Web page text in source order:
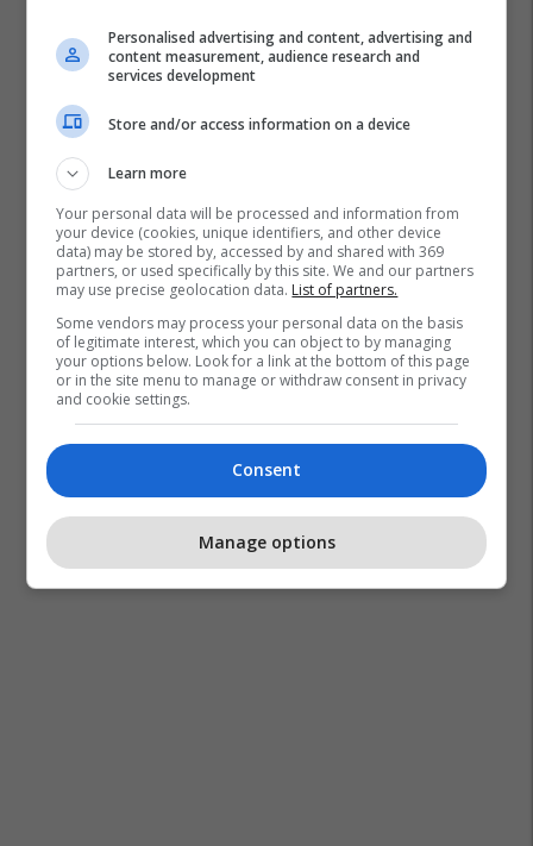
Personalised advertising and content, advertising and
content measurement, audience research and
services development
Store and/or access information on a device
Learn more
Your personal data will be processed and information from
your device (cookies, unique identifiers, and other device
data) may be stored by, accessed by and shared with 369
partners, or used specifically by this site. We and our partners
may use precise geolocation data. List of partners.
Some vendors may process your personal data on the basis
of legitimate interest, which you can object to by managing
your options below. Look for a link at the bottom of this page
or in the site menu to manage or withdraw consent in privacy
and cookie settings.
Consent
Manage options